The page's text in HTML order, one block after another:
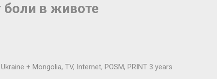
боли в животе
+ Mongolia, TV, Internet, POSM, PRINT 3 years